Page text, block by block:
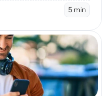
avantages
5 min